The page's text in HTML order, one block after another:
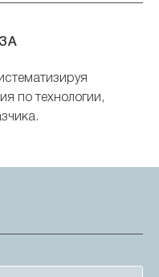
по технологии,